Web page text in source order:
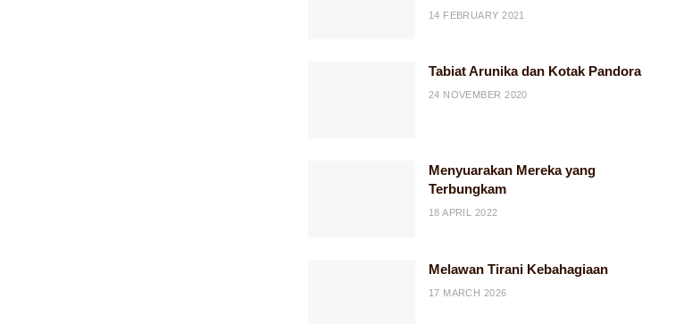
14 FEBRUARY 2021
Tabiat Arunika dan Kotak Pandora
24 NOVEMBER 2020
Menyuarakan Mereka yang
Terbungkam
18 APRIL 2022
Melawan Tirani Kebahagiaan
17 MARCH 2026